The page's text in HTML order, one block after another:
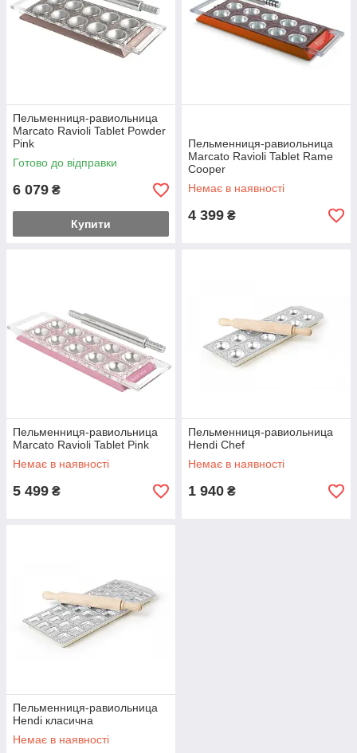
Пельменниця-равиольница
Marcato Ravioli Tablet Powder
Pink
Готово до відправки
6 079 ₴
Купити
Пельменниця-равиольница
Marcato Ravioli Tablet Rame
Cooper
Немає в наявності
4 399 ₴
Пельменниця-равиольница
Marcato Ravioli Tablet Pink
Немає в наявності
5 499 ₴
Пельменниця-равиольница
Hendi Chef
Немає в наявності
1 940 ₴
Пельменниця-равиольница
Hendi класична
Немає в наявності